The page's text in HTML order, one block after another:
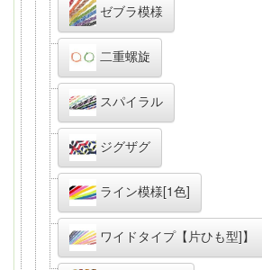
ゼブラ模様
二重螺旋
スパイラル
ジグザグ
ライン模様[1色]
ワイドタイプ【片ひも型]】